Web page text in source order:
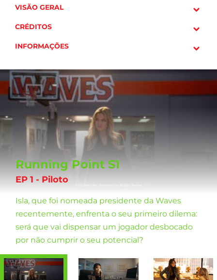
VISÃO GERAL
CRÉDITOS
INFORMAÇÕES
Running Point S1
EP 1 - Piloto
Isla, que foi nomeada presidente da Waves
recentemente, enfrenta o seu primeiro dilema:
será que vai dispensar um jogador desbocado
por não cumprir o seu potencial?